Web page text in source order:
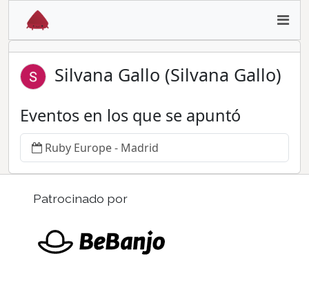
Silvana Gallo (Silvana Gallo)
Eventos en los que se apuntó
Ruby Europe - Madrid
Patrocinado por